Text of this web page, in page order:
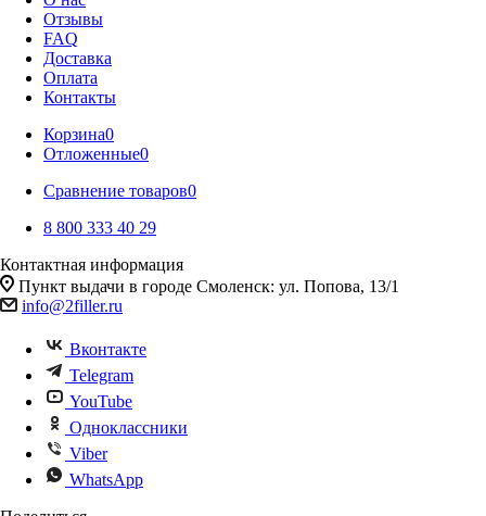
Отзывы
FAQ
Доставка
Оплата
Контакты
Корзина0
Отложенные0
Сравнение товаров0
8 800 333 40 29
Контактная информация
Пункт выдачи в городе Смоленск: ул. Попова, 13/1
info@2filler.ru
Вконтакте
Telegram
YouTube
Одноклассники
Viber
WhatsApp